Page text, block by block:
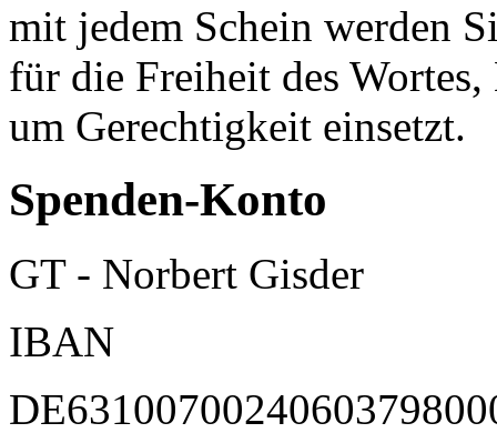
mit jedem Schein werden
für die Freiheit des
um Gerechtigkeit einsetzt.
Spenden-Konto
GT - Norbert Gisder
IBAN